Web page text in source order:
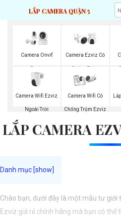
LẮP CAMERA QUẬN 5
Camera Onvif
Ezviz
Camera Ezviz Có
Chống Trộm
Camera Wifi Ezviz
Ngoài Trời
Camera Wifi Có
Chống Trộm Ezviz
LẮP CAMERA
Chào bạn, dưới đây là một mẫu tư giới
Ezviz giá rẻ chính hãng mà bạn có thể